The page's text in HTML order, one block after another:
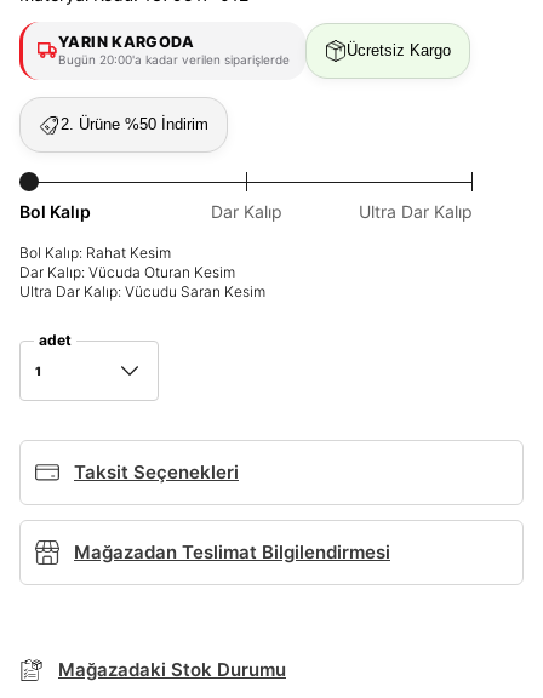
YARIN KARGODA
Bugün 20:00'a kadar verilen siparişlerde Ücretsiz Kargo
2. Ürüne %50 İndirim
Bol Kalıp Dar Kalıp Ultra Dar Kalıp
Bol Kalıp: Rahat Kesim
Dar Kalıp: Vücuda Oturan Kesim
Ultra Dar Kalıp: Vücudu Saran Kesim
adet
1
Taksit Seçenekleri
TAKSİT SEÇENEKLERİ
Mağazadan Teslimat Bilgilendirmesi
Mağazadaki Stok Durumu
Mağazada Bul
BEDEN TABLOSU
Şifre
göster
Giriş Yap
Soyad*
Telefon Numarası*